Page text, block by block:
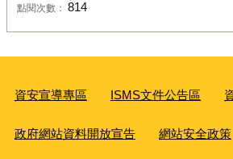
點閱次數： 814
資安宣導專區 ISMS文件公告區
政府網站資料開放宣告 網站安全政策